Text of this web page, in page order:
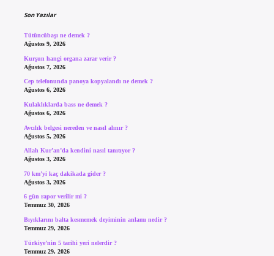
Son Yazılar
Tütüncübaşı ne demek ?
Ağustos 9, 2026
Kurşun hangi organa zarar verir ?
Ağustos 7, 2026
Cep telefonunda panoya kopyalandı ne demek ?
Ağustos 6, 2026
Kulaklıklarda bass ne demek ?
Ağustos 6, 2026
Avcılık belgesi nereden ve nasıl alınır ?
Ağustos 5, 2026
Allah Kur’an’da kendini nasıl tanıtıyor ?
Ağustos 3, 2026
70 km’yi kaç dakikada gider ?
Ağustos 3, 2026
6 gün rapor verilir mi ?
Temmuz 30, 2026
Bıyıklarını balta kesmemek deyiminin anlamı nedir ?
Temmuz 29, 2026
Türkiye’nin 5 tarihi yeri nelerdir ?
Temmuz 29, 2026